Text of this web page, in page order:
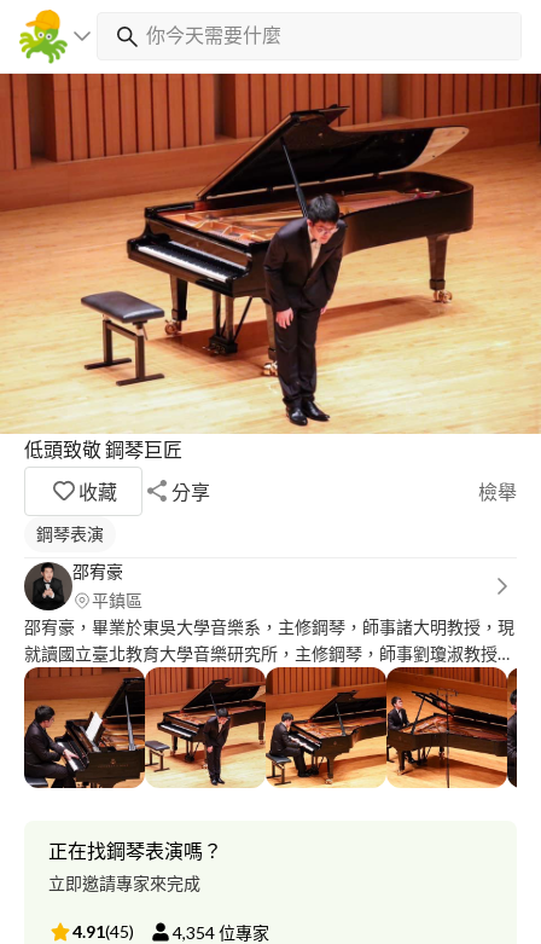
低頭致敬 鋼琴巨匠
收藏
分享 檢舉
鋼琴表演
邵宥豪
平鎮區
邵宥豪，畢業於東吳大學音樂系，主修鋼琴，師事諸大明教授，現
就讀國立臺北教育大學音樂研究所，主修鋼琴，師事劉瓊淑教授。
有豐富的鋼琴教學與鋼琴合作的經驗。
正在找鋼琴表演嗎？
立即邀請專家來完成
4.91(45) 4,354位專家